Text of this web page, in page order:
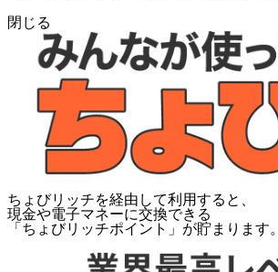
閉じる
ちょびリッチを経由して利用すると、
現金や電子マネーに交換できる
「 ちょびリッチポイント 」が貯まります。